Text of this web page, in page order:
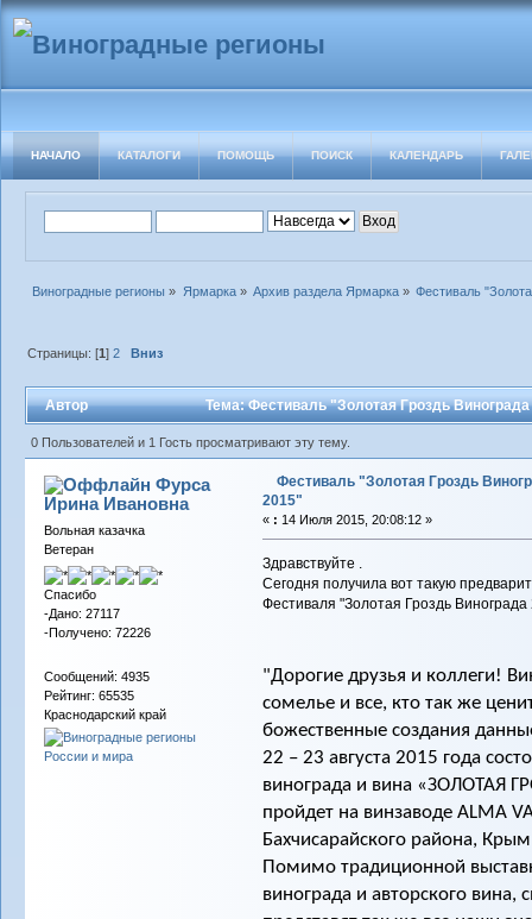
НАЧАЛО КАТАЛОГИ ПОМОЩЬ ПОИСК КАЛЕНДАРЬ
Виноградные регионы » Ярмарка» Архив раздела Ярмарка» Фестиваль
Страницы: [1]2 Вниз
Автор Тема: Фестиваль "Золотая Гроздь
0 Пользователей и 1 Гость просматривают эту тему.
Фурса
Ирина Ивановна
Вольная казачка
Ветеран
Спасибо
-Дано: 27117
-Получено: 72226
Сообщений: 4935
Рейтинг: 65535
Краснодарский край
Фестиваль "Золотая Гроздь
2015"
« : 14 Июля 2015, 20:08:12 »
Здравствуйте .
Сегодня получила вот такую
Фестиваля "Золотая Гроздь Винограда
"Дорогие друзья и коллеги!
сомелье и все, кто так же
божественные создания
22 – 23 августа 2015 года
винограда и вина «ЗОЛОТАЯ
пройдет на винзаводе ALMA
Бахчисарайского района,
Помимо традиционной
винограда и авторского